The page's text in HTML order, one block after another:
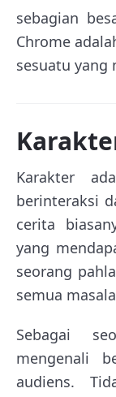
sebagian
Chrome
sesuatu yang
Karakter
berinteraksi
cerita
yang
seorang
semua
Sebagai
mengenali
audiens.